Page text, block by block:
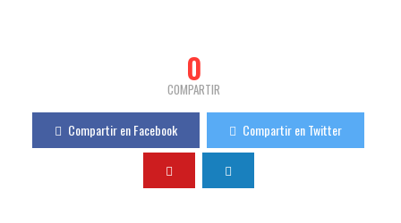
0
COMPARTIR
Compartir en Facebook Compartir en Twitter